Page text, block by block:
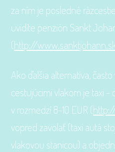
za ním je posledné
uvidíte penzión Sankt
(http://
Ako ďalšia alternatíva,
cestujúcimi vlakom je taxi -
v rozmedzí 8-10 EUR (
vopred zavolať (taxi autá
vlakovou stanicou) a